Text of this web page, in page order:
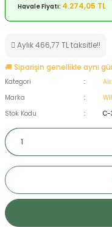
Mermisi
Havale Fiyatı: 4.274,05 TL
Aylık 466,77 TL taksitle!!
🚚 Siparişin genellikle aynı
Kategori
Marka
Stok Kodu
C-